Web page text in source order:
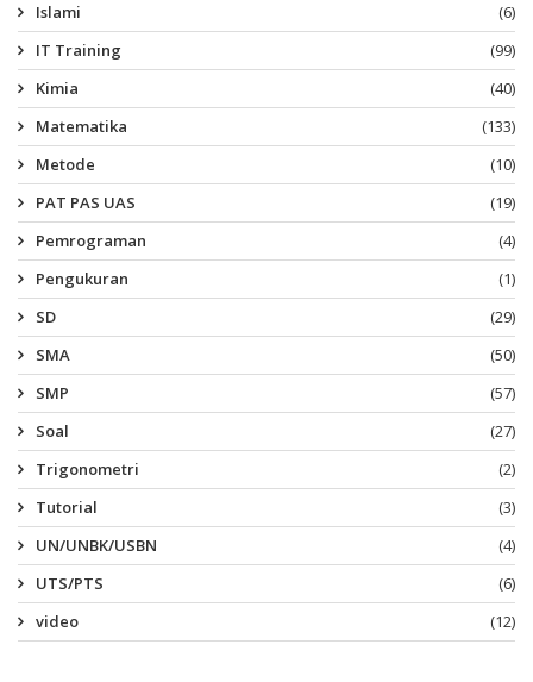
Islami
(6)
IT Training
(99)
Kimia
(40)
Matematika
(133)
Metode
(10)
PAT PAS UAS
(19)
Pemrograman
(4)
Pengukuran
(1)
SD
(29)
SMA
(50)
SMP
(57)
Soal
(27)
Trigonometri
(2)
Tutorial
(3)
UN/UNBK/USBN
(4)
UTS/PTS
(6)
video
(12)